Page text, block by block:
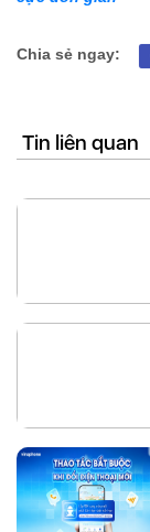
Chia sẻ ngay:
Tin liên quan